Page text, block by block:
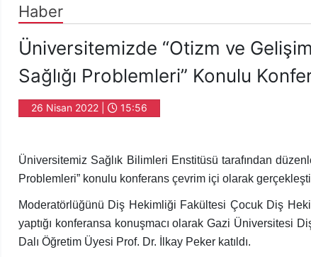
Haber
Üniversitemizde “Otizm ve
Sağlığı Problemleri” Konulu
26 Nisan 2022 | 15:56
Üniversitemiz Sağlık Bilimleri Enstitüsü tarafından
Problemleri” konulu konferans çevrim içi olarak
Moderatörlüğünü Diş Hekimliği Fakültesi Çocuk Diş
yaptığı konferansa konuşmacı olarak Gazi Üniversitesi
Dalı Öğretim Üyesi Prof. Dr. İlkay Peker katıldı.